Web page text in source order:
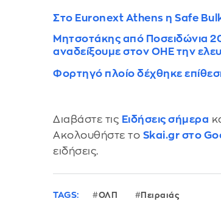
Στο Euronext Athens η Safe
Μητσοτάκης από Ποσειδώνια
αναδείξουμε στον ΟΗΕ την
Φορτηγό πλοίο δέχθηκε
Διαβάστε τις Ειδήσεις σήμερα
Ακολουθήστε το Skai.gr στο
ειδήσεις.
TAGS: ΟΛΠ Πειραιάς